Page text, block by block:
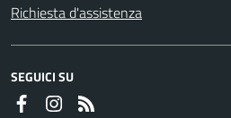
Richiesta d'assistenza
SEGUICI SU